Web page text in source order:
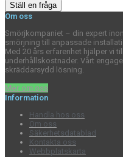
Ställ en fråga
Om oss
Smörjkompaniet – din expert
smörjning till anpassade
Med 20 års erfarenhet hjälper vi
underhållskostnader. Vårt
skräddarsydd lösning.
Mer om oss
Information
Handla hos oss
Om oss
Säkerhetsdatablad
Kontakta oss
Webbplatskarta